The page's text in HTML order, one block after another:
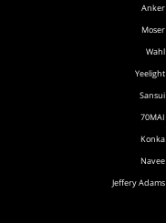
Anker
Moser
Wahl
Yeelight
Sansui
70MAI
Konka
Navee
Jeffery Adams